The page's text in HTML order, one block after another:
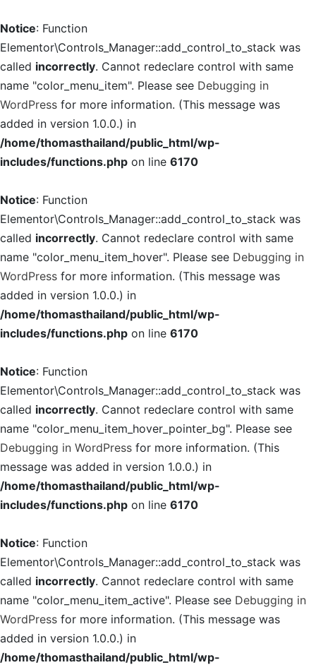
Notice: Function
Elementor\Controls_Manager::add_control_to_stack was
called incorrectly. Cannot redeclare control with same
name "color_menu_item". Please see Debugging in
WordPress for more information. (This message was
added in version 1.0.0.) in
/home/thomasthailand/public_html/wp-
includes/functions.php on line 6170
Notice: Function
Elementor\Controls_Manager::add_control_to_stack was
called incorrectly. Cannot redeclare control with same
name "color_menu_item_hover". Please see Debugging in
WordPress for more information. (This message was
added in version 1.0.0.) in
/home/thomasthailand/public_html/wp-
includes/functions.php on line 6170
Notice: Function
Elementor\Controls_Manager::add_control_to_stack was
called incorrectly. Cannot redeclare control with same
name "color_menu_item_hover_pointer_bg". Please see
Debugging in WordPress for more information. (This
message was added in version 1.0.0.) in
/home/thomasthailand/public_html/wp-
includes/functions.php on line 6170
Notice: Function
Elementor\Controls_Manager::add_control_to_stack was
called incorrectly. Cannot redeclare control with same
name "color_menu_item_active". Please see Debugging in
WordPress for more information. (This message was
added in version 1.0.0.) in
/home/thomasthailand/public_html/wp-